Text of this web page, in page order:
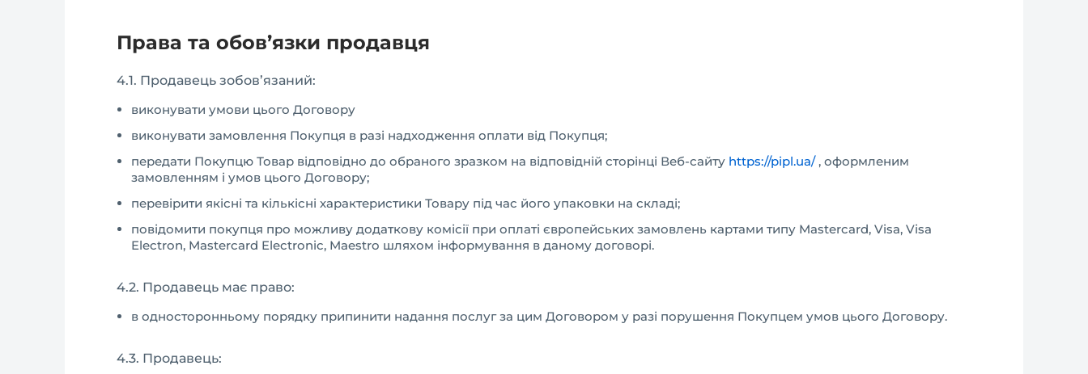
Права та обов’язки продавця
4.1. Продавець зобов’язаний:
виконувати умови цього Договору
виконувати замовлення Покупця в разі надходження оплати від Покупця;
передати Покупцю Товар відповідно до обраного зразком на відповідній сторінці Веб-сайту https://pipl.ua/, оформленим
замовленням і умов цього Договору;
перевірити якісні та кількісні характеристики Товару під час його упаковки на складі;
повідомити покупця про можливу додаткову комісії при оплаті європейських замовлень картами типу Mastercard, Visa, Visa
Electron, Mastercard Electronic, Maestro шляхом інформування в даному договорі.
4.2. Продавець має право:
в односторонньому порядку припинити надання послуг за цим Договором у разі порушення Покупцем умов цього Договору.
4.3. Продавець: